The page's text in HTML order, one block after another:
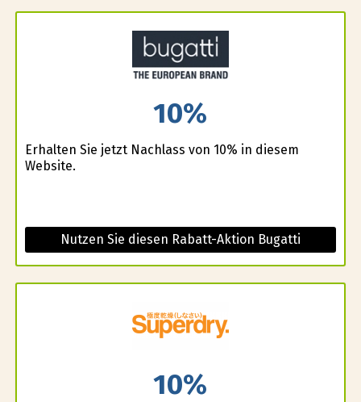
10%
Erhalten Sie jetzt Nachlass von 10% in diesem
Website.
Nutzen Sie diesen Rabatt-Aktion Bugatti
10%